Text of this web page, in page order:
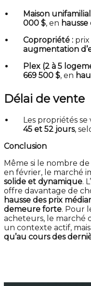
Maison
000 $, en hausse
Copropriété :
augmentation
Plex (2 à 5
669 500 $, en
Délai de vente
Les propriétés
45 et 52 jours,
Conclusion
Même si le nombre
en février, le marché
solide et dynamique.
offre davantage de
hausse des prix
demeure forte. Pour
acheteurs, le marché
un contexte actif,
qu’au cours des